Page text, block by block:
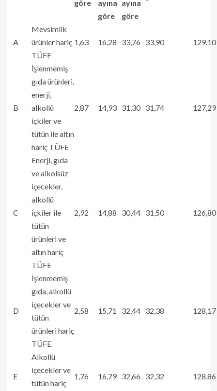
göre
ayına
göre
ayına
göre
A
Mevsimlik
ürünler hariç
TÜFE
1,63 16,28 33,76 33,90 129,10
B
İşlenmemiş
gıda ürünleri,
enerji,
alkollü
içkiler ve
tütün ile altın
hariç TÜFE
2,87 14,93 31,30 31,74 127,29
C
Enerji, gıda
ve alkolsüz
içecekler,
alkollü
içkiler ile
tütün
ürünleri ve
altın hariç
TÜFE
2,92 14,88 30,44 31,50 126,80
D
İşlenmemiş
gıda, alkollü
içecekler ve
tütün
ürünleri hariç
TÜFE
2,58 15,71 32,44 32,38 128,17
E
Alkollü
içecekler ve
tütün hariç
1,76 16,79 32,66 32,32 128,86